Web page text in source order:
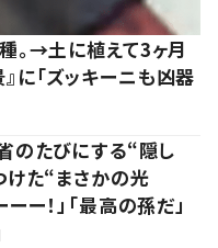
。→土に植えて3ヶ月
「ズッキーニも凶器
のたびにする“隠し
けた“まさかの光
！」「最高の孫だ」